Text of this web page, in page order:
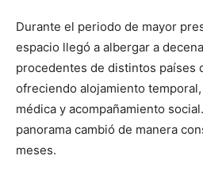
Durante el periodo de mayor
espacio llegó a albergar a
procedentes de distintos países
ofreciendo alojamiento
médica y acompañamiento
panorama cambió de manera
meses.